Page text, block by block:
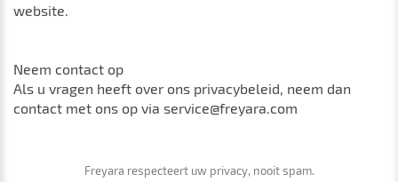
website.
Neem contact op
Als u vragen heeft over ons privacybeleid, neem dan
contact met ons op via service@freyara.com
Freyara respecteert uw privacy, nooit spam.